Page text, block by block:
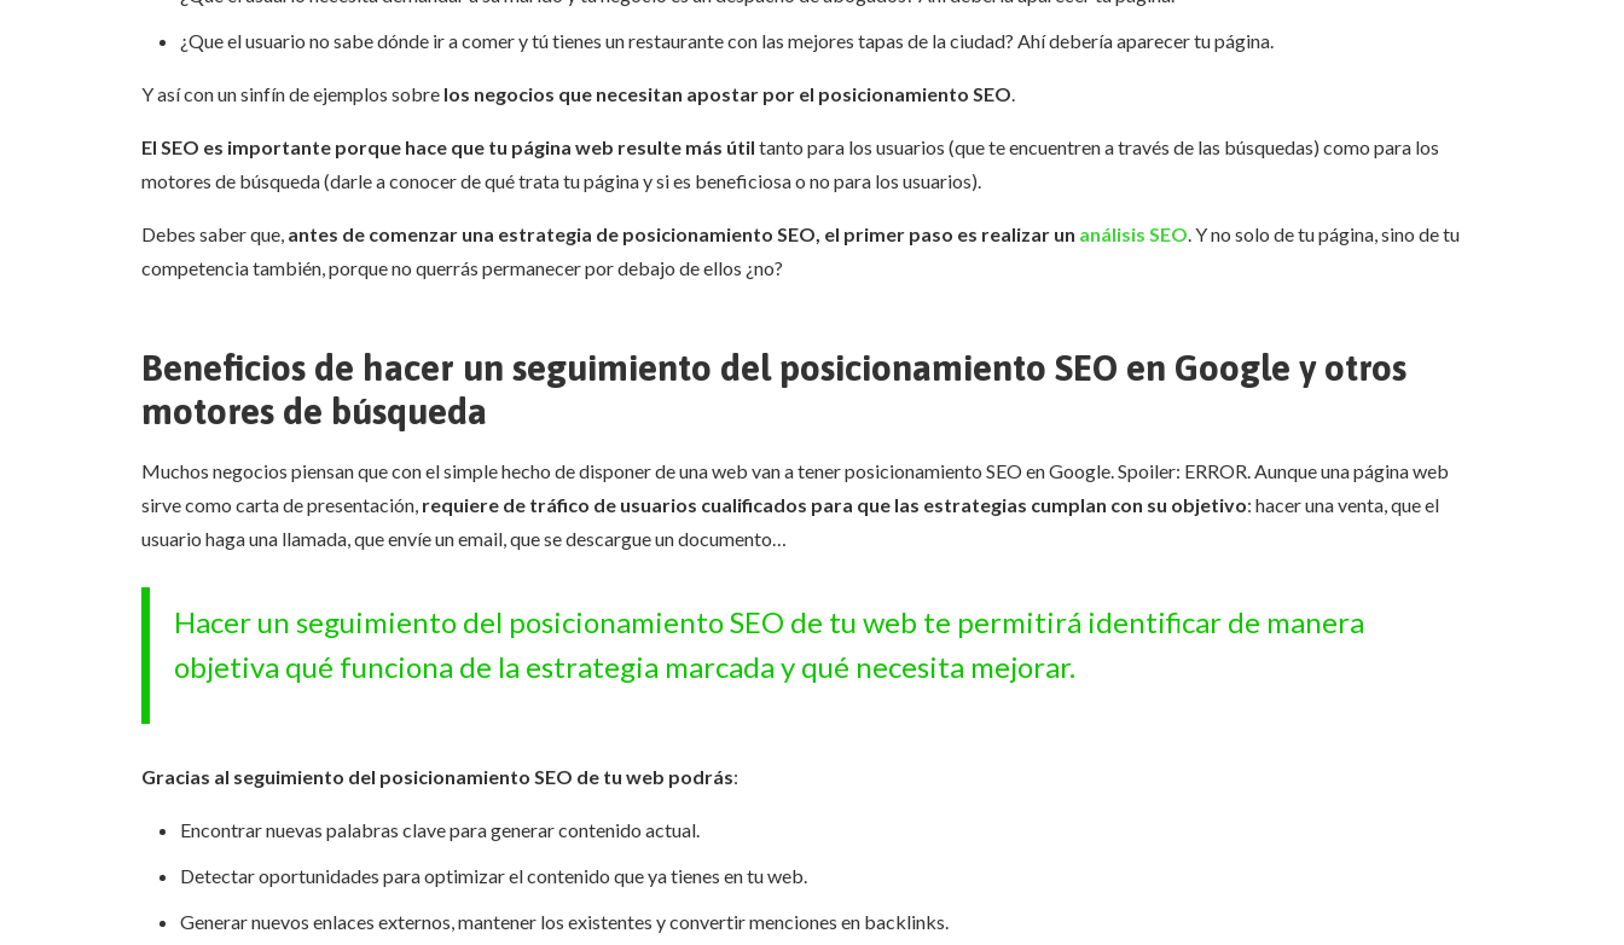
¿Que el usuario no sabe dónde ir a comer y tú tienes un restaurante con las mejores tapas de la ciudad? Ahí debería aparecer tu página.
Y así con un sinfín de ejemplos sobre los negocios que necesitan apostar por el posicionamiento SEO.
El SEO es importante porque hace que tu página web resulte más útil tanto para los usuarios (que te encuentren a través de las búsquedas) como para los
motores de búsqueda (darle a conocer de qué trata tu página y si es beneficiosa o no para los usuarios).
Debes saber que, antes de comenzar una estrategia de posicionamiento SEO, el primer paso es realizar un análisis SEO. Y no solo de tu página, sino de tu
competencia también, porque no querrás permanecer por debajo de ellos ¿no?
Beneficios de hacer un seguimiento del posicionamiento SEO en Google y otros
motores de búsqueda
Muchos negocios piensan que con el simple hecho de disponer de una web van a tener posicionamiento SEO en Google. Spoiler: ERROR. Aunque una página web
sirve como carta de presentación, requiere de tráfico de usuarios cualificados para que las estrategias cumplan con su objetivo: hacer una venta, que el
usuario haga una llamada, que envíe un email, que se descargue un documento…
Hacer un seguimiento del posicionamiento SEO de tu web te permitirá identificar de manera
objetiva qué funciona de la estrategia marcada y qué necesita mejorar.
Gracias al seguimiento del posicionamiento SEO de tu web podrás:
Encontrar nuevas palabras clave para generar contenido actual.
Detectar oportunidades para optimizar el contenido que ya tienes en tu web.
Generar nuevos enlaces externos, mantener los existentes y convertir menciones en backlinks.